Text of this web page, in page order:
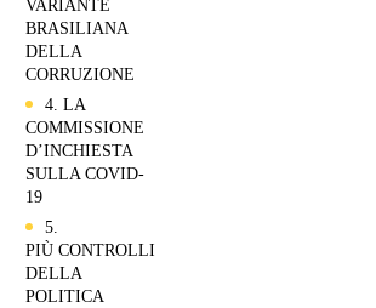
VARIANTE
BRASILIANA
DELLA
CORRUZIONE
4. LA
COMMISSIONE
D’INCHIESTA
SULLA COVID-
19
5.
PIÙ CONTROLLI
DELLA
POLITICA